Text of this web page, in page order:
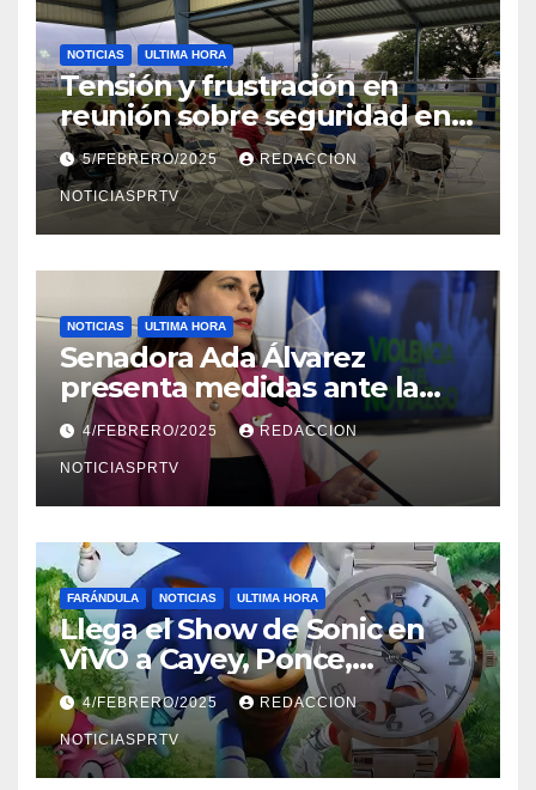
NOTICIAS ULTIMA HORA
Tensión y frustración en
reunión sobre seguridad en
Reparto Metropolitano
5/FEBRERO/2025 REDACCION
NOTICIASPRTV
NOTICIAS ULTIMA HORA
Senadora Ada Álvarez
presenta medidas ante la
violencia en el noviazgo
4/FEBRERO/2025 REDACCION
NOTICIASPRTV
FARÁNDULA NOTICIAS ULTIMA HORA
Llega el Show de Sonic en
ViVO a Cayey, Ponce,
Barceloneta y Humacao,
Relojes gratis para el que
compre ahora….
4/FEBRERO/2025 REDACCION
NOTICIASPRTV